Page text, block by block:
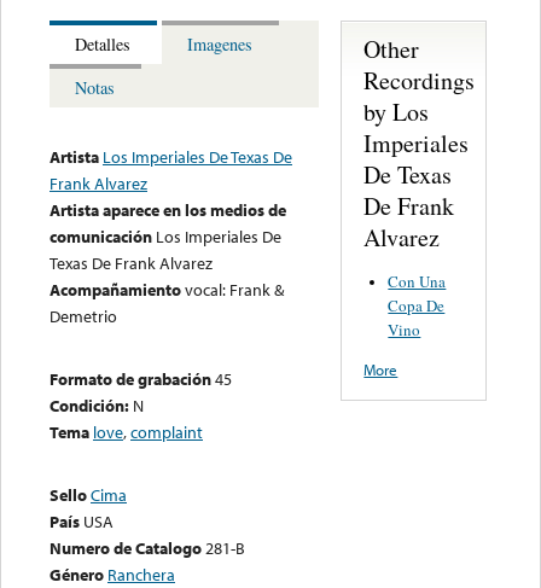
Detalles
Imagenes
Notas
Artista Los Imperiales De Texas De
Frank Alvarez
Artista aparece en los medios de
comunicación Los Imperiales De
Texas De Frank Alvarez
Acompañamientovocal: Frank &
Demetrio
Formato de grabación45
Condición: N
Tema love,complaint
SelloCima
País USA
Numero de Catalogo281-B
Género Ranchera
Other
Recordings
by Los
Imperiales
De Texas
De Frank
Alvarez
Con Una
Copa De
Vino
More